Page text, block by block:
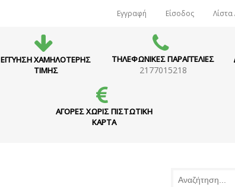
Εγγραφή Είσοδος
ΕΓΓΥΗΣΗ ΧΑΜΗΛΟΤΕΡΗΣ
ΤΙΜΗΣ
ΤΗΛΕΦΩΝΙΚΕΣ ΠΑΡΑΓΓΕΛΙΕΣ
2177015218
ΑΓΟΡΕΣ ΧΩΡΙΣ ΠΙΣΤΩΤΙΚΗ
ΚΑΡΤΑ